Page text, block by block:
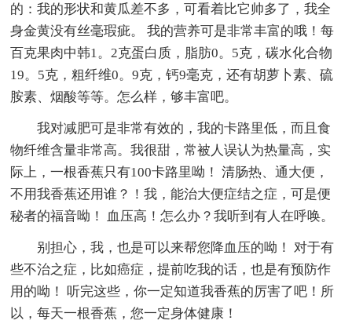
的：我的形状和黄瓜差不多，可看着比它帅多了，我全
身金黄没有丝毫瑕疵。 我的营养可是非常丰富的哦！每
百克果肉中韩1。2克蛋白质，脂肪0。5克，碳水化合物
19。5克，粗纤维0。9克，钙9毫克，还有胡萝卜素、硫
胺素、烟酸等等。怎么样，够丰富吧。
我对减肥可是非常有效的，我的卡路里低，而且食
物纤维含量非常高。我很甜，常被人误认为热量高，实
际上，一根香蕉只有100卡路里呦！ 清肠热、通大便，
不用我香蕉还用谁？！我，能治大便症结之症，可是便
秘者的福音呦！ 血压高！怎么办？我听到有人在呼唤。
别担心，我，也是可以来帮您降血压的呦！ 对于有
些不治之症，比如癌症，提前吃我的话，也是有预防作
用的呦！ 听完这些，你一定知道我香蕉的厉害了吧！所
以，每天一根香蕉，您一定身体健康！